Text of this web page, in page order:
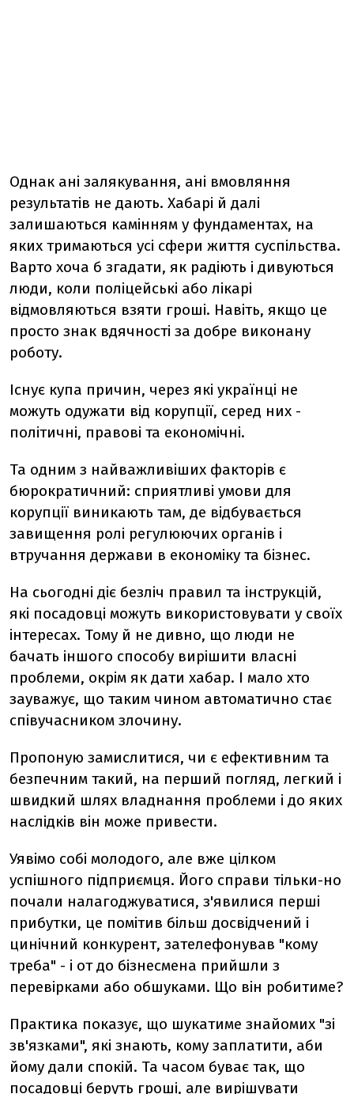
Однак ані залякування, ані вмовляння
результатів не дають. Хабарі й далі
залишаються камінням у фундаментах, на
яких тримаються усі сфери життя суспільства.
Варто хоча б згадати, як радіють і дивуються
люди, коли поліцейські або лікарі
відмовляються взяти гроші. Навіть, якщо це
просто знак вдячності за добре виконану
роботу.
Існує купа причин, через які українці не
можуть одужати від корупції, серед них -
політичні, правові та економічні.
Та одним з найважливіших факторів є
бюрократичний: сприятливі умови для
корупції виникають там, де відбувається
завищення ролі регулюючих органів і
втручання держави в економіку та бізнес.
На сьогодні діє безліч правил та інструкцій,
які посадовці можуть використовувати у своїх
інтересах. Тому й не дивно, що люди не
бачать іншого способу вирішити власні
проблеми, окрім як дати хабар. І мало хто
зауважує, що таким чином автоматично стає
співучасником злочину.
Пропоную замислитися, чи є ефективним та
безпечним такий, на перший погляд, легкий і
швидкий шлях владнання проблеми і до яких
наслідків він може привести.
Уявімо собі молодого, але вже цілком
успішного підприємця. Його справи тільки-но
почали налагоджуватися, з'явилися перші
прибутки, це помітив більш досвідчений і
цинічний конкурент, зателефонував "кому
треба" - і от до бізнесмена прийшли з
перевірками або обшуками. Що він робитиме?
Практика показує, що шукатиме знайомих "зі
зв'язками", які знають, кому заплатити, аби
йому дали спокій. Та часом буває так, що
посадовці беруть гроші, але вирішувати